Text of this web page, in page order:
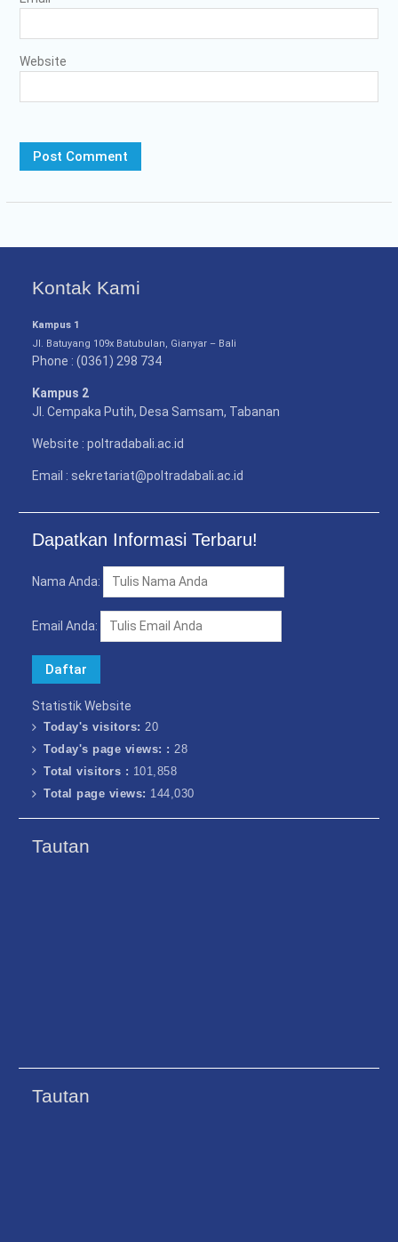
Website
Kontak Kami
Kampus 1
Jl. Batuyang 109x Batubulan, Gianyar – Bali
Phone : (0361) 298 734
Kampus 2
Jl. Cempaka Putih, Desa Samsam, Tabanan
Website : poltradabali.ac.id
Email : sekretariat@poltradabali.ac.id
Dapatkan Informasi Terbaru!
Nama Anda:
Email Anda:
Statistik Website
Today's visitors:20
Today's page views: :28
Total visitors : 101,858
Total page views: 144,030
Tautan
Tautan